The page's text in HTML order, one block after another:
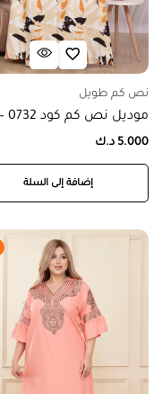
نص كم طويل
موديل نص كم كود 0732 – 03
5.000 د.ك
إضافة إلى السلة